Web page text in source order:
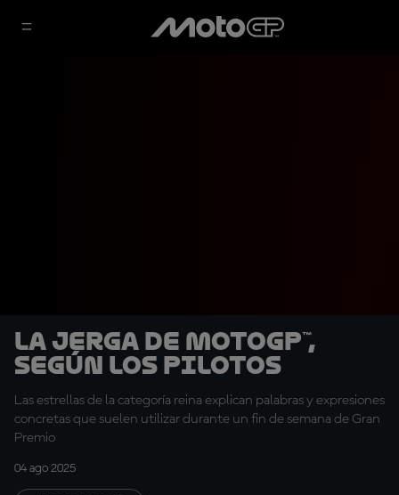
La jerga de MotoGP™,
según los pilotos
Las estrellas de la categoría reina explican palabras y expresiones
concretas que suelen utilizar durante un fin de semana de Gran
Premio
04 ago 2025